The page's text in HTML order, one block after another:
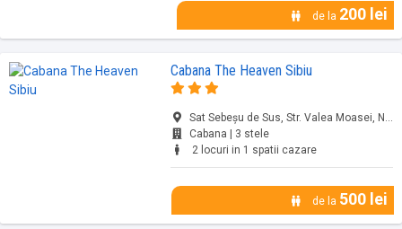
de la 200 lei
Cabana The Heaven Sibiu
Sat Sebeşu de Sus, Str. Valea Moasei, Nr. FN, Sibiu, jud. Sibiu
Cabana | 3 stele
2 locuri in 1 spatii cazare
de la 500 lei